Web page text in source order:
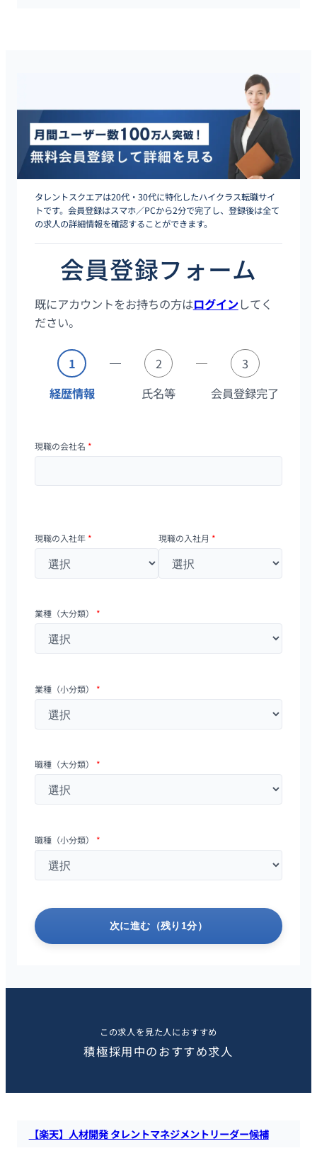
タレントスクエアは20代・30代に特化したハイクラス転職サイ
トです。会員登録はスマホ／PCから2分で完了し、登録後は全て
の求人の詳細情報を確認することができます。
会員登録フォーム
既にアカウントをお持ちの方はログインしてく
ださい。
1
経歴情報
2
氏名等
3
会員登録完了
現職の会社名 *
現職の入社年 * 現職の入社月 *
業種（大分類） *
業種（小分類） *
職種（大分類） *
職種（小分類） *
次に進む（残り1分）
この求人を見た人におすすめ
積極採用中のおすすめ求人
【楽天】人材開発 タレントマネジメントリーダー候補